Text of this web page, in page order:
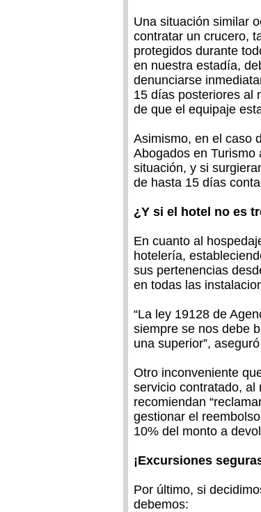
Una situación similar
contratar un crucero,
protegidos durante
en nuestra estadía,
denunciarse
15 días posteriores al
de que el equipaje
Asimismo, en el caso
Abogados en Turismo
situación, y si
de hasta 15 días
¿Y si el hotel no es
En cuanto al
hotelería,
sus pertenencias
en todas las
“La ley 19128 de
siempre se nos debe
una superior”,
Otro inconveniente
servicio contratado, al
recomiendan
gestionar el
10% del monto a
¡Excursiones
Por último, si
debemos: